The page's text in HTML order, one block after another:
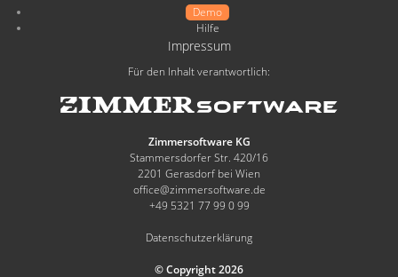
Demo
Hilfe
Impressum
Für den Inhalt verantwortlich:
Zimmersoftware KG
Stammersdorfer Str. 420/16
2201 Gerasdorf bei Wien
office@zimmersoftware.de
+49 5321 77 99 0 99
Datenschutzerklärung
© Copyright 2026